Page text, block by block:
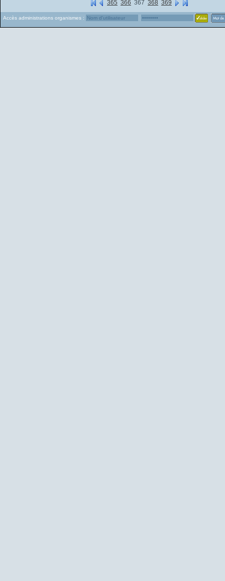
365 366 367 368 369
Accès administrations organismes :